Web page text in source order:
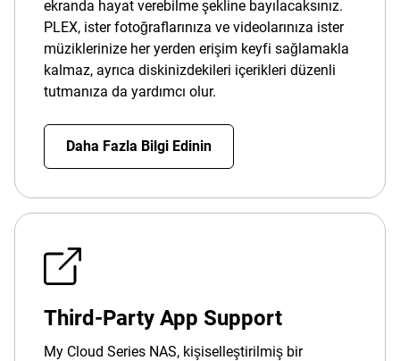
ekranda hayat verebilme şekline bayılacaksınız.
PLEX, ister fotoğraflarınıza ve videolarınıza ister
müziklerinize her yerden erişim keyfi sağlamakla
kalmaz, ayrıca diskinizdekileri içerikleri düzenli
tutmanıza da yardımcı olur.
Daha Fazla Bilgi Edinin
Third-Party App Support
My Cloud Series NAS, kişiselleştirilmiş bir